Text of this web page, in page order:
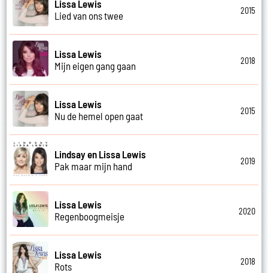
Lissa Lewis
Lied van ons twee
2015
Lissa Lewis
Mijn eigen gang gaan
2018
Lissa Lewis
Nu de hemel open gaat
2015
Lindsay en Lissa Lewis
Pak maar mijn hand
2019
Lissa Lewis
Regenboogmeisje
2020
Lissa Lewis
Rots
2018